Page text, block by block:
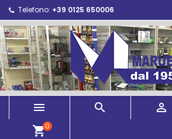
Telefono: +39 0125 650006
  
shopping_cart0